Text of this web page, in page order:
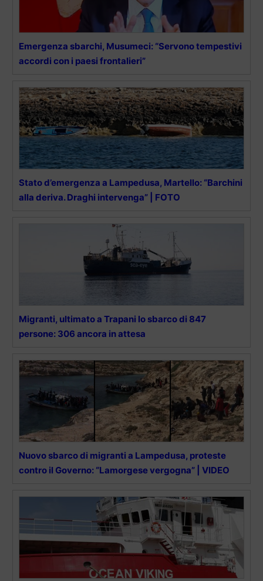
Emergenza sbarchi, Musumeci: “Servono tempestivi
accordi con i paesi frontalieri”
Stato d’emergenza a Lampedusa, Martello: “Barchini
alla deriva. Draghi intervenga” | FOTO
Migranti, ultimato a Trapani lo sbarco di 847
persone: 306 ancora in attesa
Nuovo sbarco di migranti a Lampedusa, proteste
contro il Governo: “Lamorgese vergogna” | VIDEO